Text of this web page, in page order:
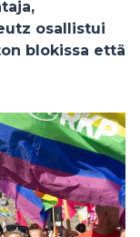
osallistui
blokissa että